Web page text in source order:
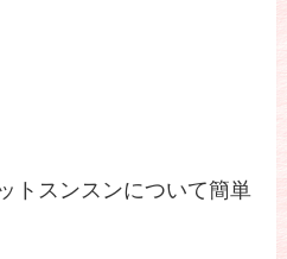
トスンスンについて簡単